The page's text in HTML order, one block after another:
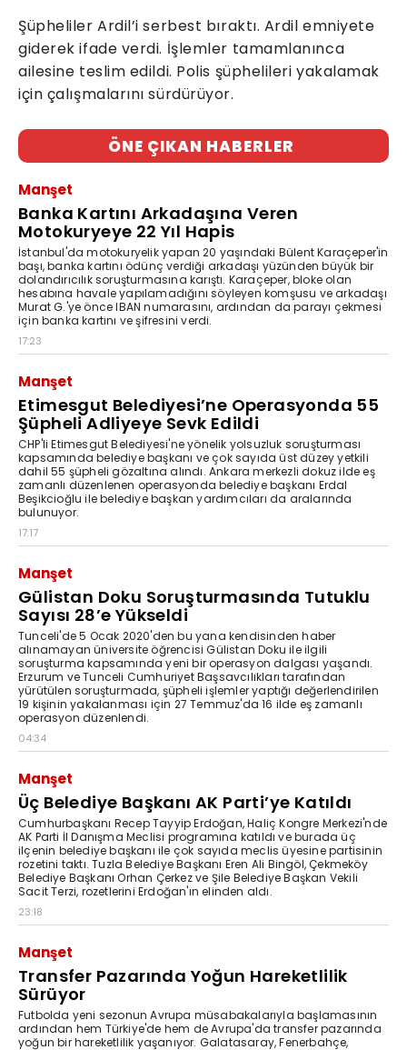
Şüpheliler Ardil’i serbest bıraktı. Ardil emniyete
giderek ifade verdi. İşlemler tamamlanınca
ailesine teslim edildi. Polis şüphelileri yakalamak
için çalışmalarını sürdürüyor.
ÖNE ÇIKAN HABERLER
Manşet
Banka Kartını Arkadaşına Veren
Motokuryeye 22 Yıl Hapis
İstanbul'da motokuryelik yapan 20 yaşındaki Bülent Karaçeper'in
başı, banka kartını ödünç verdiği arkadaşı yüzünden büyük bir
dolandırıcılık soruşturmasına karıştı. Karaçeper, bloke olan
hesabına havale yapılamadığını söyleyen komşusu ve arkadaşı
Murat G.'ye önce IBAN numarasını, ardından da parayı çekmesi
için banka kartını ve şifresini verdi.
17:23
Manşet
Etimesgut Belediyesi’ne Operasyonda 55
Şüpheli Adliyeye Sevk Edildi
CHP'li Etimesgut Belediyesi'ne yönelik yolsuzluk soruşturması
kapsamında belediye başkanı ve çok sayıda üst düzey yetkili
dahil 55 şüpheli gözaltına alındı. Ankara merkezli dokuz ilde eş
zamanlı düzenlenen operasyonda belediye başkanı Erdal
Beşikcioğlu ile belediye başkan yardımcıları da aralarında
bulunuyor.
17:17
Manşet
Gülistan Doku Soruşturmasında Tutuklu
Sayısı 28’e Yükseldi
Tunceli'de 5 Ocak 2020'den bu yana kendisinden haber
alınamayan üniversite öğrencisi Gülistan Doku ile ilgili
soruşturma kapsamında yeni bir operasyon dalgası yaşandı.
Erzurum ve Tunceli Cumhuriyet Başsavcılıkları tarafından
yürütülen soruşturmada, şüpheli işlemler yaptığı değerlendirilen
19 kişinin yakalanması için 27 Temmuz'da 16 ilde eş zamanlı
operasyon düzenlendi.
04:34
Manşet
Üç Belediye Başkanı AK Parti’ye Katıldı
Cumhurbaşkanı Recep Tayyip Erdoğan, Haliç Kongre Merkezi'nde
AK Parti İl Danışma Meclisi programına katıldı ve burada üç
ilçenin belediye başkanı ile çok sayıda meclis üyesine partisinin
rozetini taktı. Tuzla Belediye Başkanı Eren Ali Bingöl, Çekmeköy
Belediye Başkanı Orhan Çerkez ve Şile Belediye Başkan Vekili
Sacit Terzi, rozetlerini Erdoğan'ın elinden aldı.
23:18
Manşet
Transfer Pazarında Yoğun Hareketlilik
Sürüyor
Futbolda yeni sezonun Avrupa müsabakalarıyla başlamasının
ardından hem Türkiye'de hem de Avrupa'da transfer pazarında
yoğun bir hareketlilik yaşanıyor. Galatasaray, Fenerbahçe,